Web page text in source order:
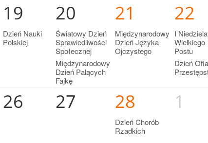
19
Dzień Nauki
Polskiej
20
Światowy Dzień
Sprawiedliwości
Społecznej
Międzynarodowy
Dzień Palących
Fajkę
21
Międzynarodowy
Dzień Języka
Ojczystego
22
I Niedziela
Wielkiego
Postu
Dzień
26 27 28
Dzień Chorób
Rzadkich
1